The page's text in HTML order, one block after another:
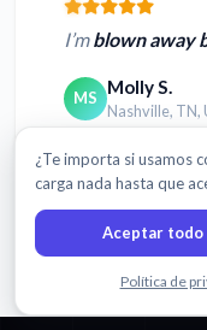
I’mblown away
MS Molly S.
Nashville, TN,
¿Te importa si usamos
carga nada hasta que
Aceptar todo
Política de